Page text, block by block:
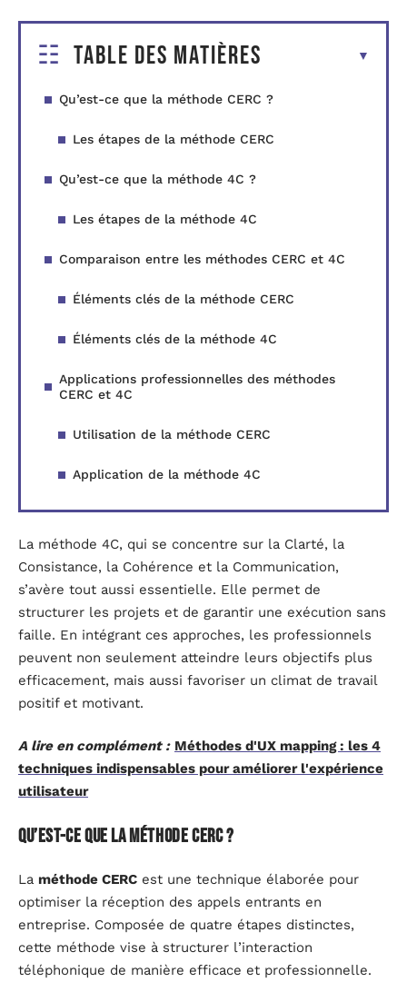
Table des matières
Qu’est-ce que la méthode CERC ?
Les étapes de la méthode CERC
Qu’est-ce que la méthode 4C ?
Les étapes de la méthode 4C
Comparaison entre les méthodes CERC et 4C
Éléments clés de la méthode CERC
Éléments clés de la méthode 4C
Applications professionnelles des méthodes
CERC et 4C
Utilisation de la méthode CERC
Application de la méthode 4C
La méthode 4C, qui se concentre sur la Clarté, la
Consistance, la Cohérence et la Communication,
s’avère tout aussi essentielle. Elle permet de
structurer les projets et de garantir une exécution sans
faille. En intégrant ces approches, les professionnels
peuvent non seulement atteindre leurs objectifs plus
efficacement, mais aussi favoriser un climat de travail
positif et motivant.
A lire en complément : Méthodes d'UX mapping : les 4
techniques indispensables pour améliorer l'expérience
utilisateur
Qu’est-ce que la méthode CERC ?
La méthode CERC est une technique élaborée pour
optimiser la réception des appels entrants en
entreprise. Composée de quatre étapes distinctes,
cette méthode vise à structurer l’interaction
téléphonique de manière efficace et professionnelle.